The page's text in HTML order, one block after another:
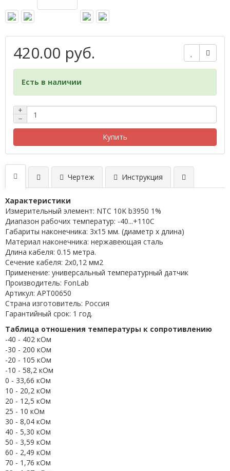
420.00 руб.
Есть в наличии
+
−
Купить
Чертеж Инструкция
Характеристики
Измерительный элемент: NTC 10K b3950 1%
Диапазон рабочих температур: -40...+110C
Габариты наконечника: 3x15 мм. (диаметр х длина)
Материал наконечника: нержавеющая сталь
Длина кабеля: 0.15 метра.
Сечение кабеля: 2x0,12 мм2
Применение: универсальный температурный датчик
Производитель: FonLab
Артикул: APT00650
Страна изготовитель: Россия
Гарантийный срок: 1 год.
Таблица отношения температуры к сопротивлению
-40 - 402 кОм
-30 - 200 кОм
-20 - 105 кОм
-10 - 58,2 кОм
0 - 33,66 кОм
10 - 20,2 кОм
20 - 12,5 кОм
25 - 10 кОм
30 - 8,04 кОм
40 - 5,30 кОм
50 - 3,59 кОм
60 - 2,49 кОм
70 - 1,76 кОм